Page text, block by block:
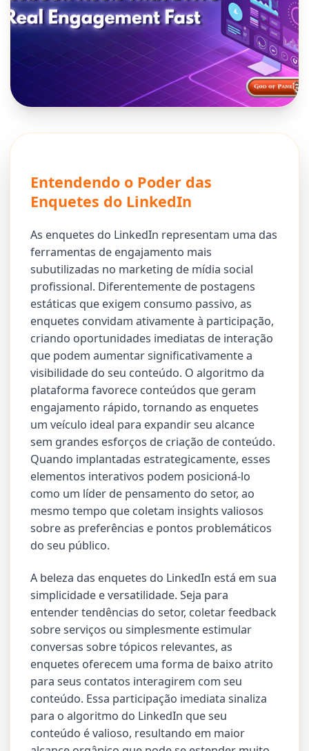
Entendendo o Poder das
Enquetes do LinkedIn
As enquetes do LinkedIn representam uma das
ferramentas de engajamento mais
subutilizadas no marketing de mídia social
profissional. Diferentemente de postagens
estáticas que exigem consumo passivo, as
enquetes convidam ativamente à participação,
criando oportunidades imediatas de interação
que podem aumentar significativamente a
visibilidade do seu conteúdo. O algoritmo da
plataforma favorece conteúdos que geram
engajamento rápido, tornando as enquetes
um veículo ideal para expandir seu alcance
sem grandes esforços de criação de conteúdo.
Quando implantadas estrategicamente, esses
elementos interativos podem posicioná-lo
como um líder de pensamento do setor, ao
mesmo tempo que coletam insights valiosos
sobre as preferências e pontos problemáticos
do seu público.
A beleza das enquetes do LinkedIn está em sua
simplicidade e versatilidade. Seja para
entender tendências do setor, coletar feedback
sobre serviços ou simplesmente estimular
conversas sobre tópicos relevantes, as
enquetes oferecem uma forma de baixo atrito
para seus contatos interagirem com seu
conteúdo. Essa participação imediata sinaliza
para o algoritmo do LinkedIn que seu
conteúdo é valioso, resultando em maior